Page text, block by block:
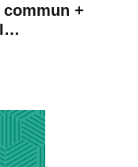
+